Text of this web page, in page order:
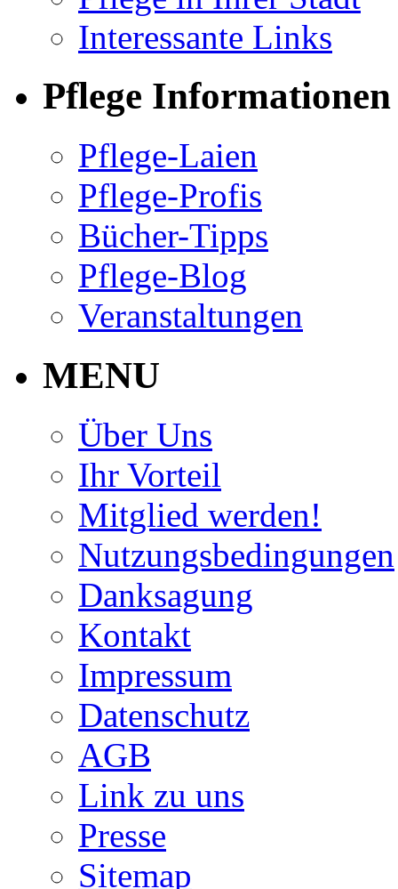
Interessante Links
Pflege Informationen
Pflege-Laien
Pflege-Profis
Bücher-Tipps
Pflege-Blog
Veranstaltungen
MENU
Über Uns
Ihr Vorteil
Mitglied werden!
Nutzungsbedingungen
Danksagung
Kontakt
Impressum
Datenschutz
AGB
Link zu uns
Presse
Sitemap